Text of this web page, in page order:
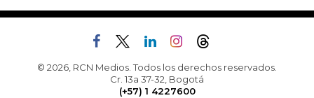
© 2026, RCN Medios. Todos los derechos reservados.
Cr. 13a 37-32, Bogotá
(+57) 1 4227600